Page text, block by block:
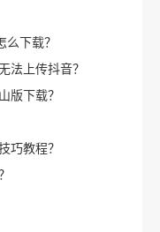
下载？
法上传抖音？
版下载？
巧教程？